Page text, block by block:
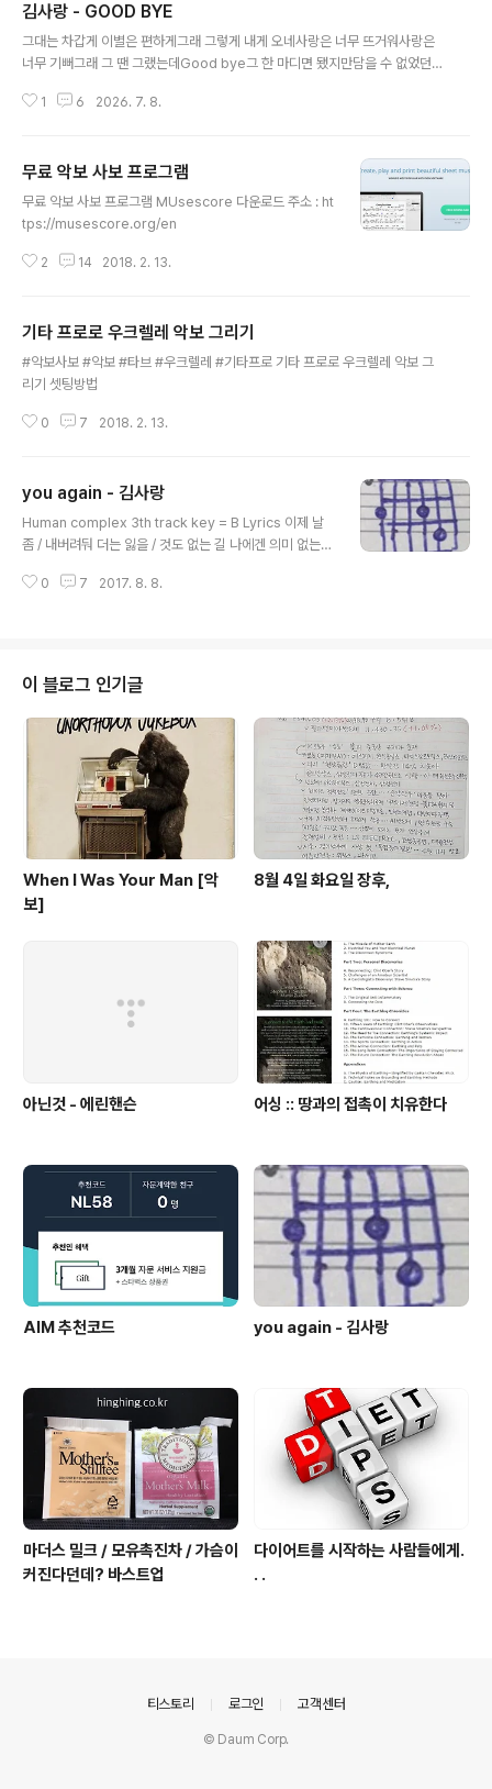
김사랑 - GOOD BYE
그대는 차갑게 이별은 편하게그래 그렇게 내게 오네사랑은 너무 뜨거워사랑은
너무 기뻐그래 그 땐 그랬는데Good bye그 한 마디면 됐지만담을 수 없었던
는 되뇌임이젠Good bye간주그대는 차갑게 이별은 편하게그래 그렇게 내게
D7 G CM7 // Am7 D7 G Esus4 E Am7 D7 G CM7 Am7 D7 G Esus4
E 그대는 차갑게 이별은..
1 6 2026. 7. 8.
무료 악보 사보 프로그램
무료 악보 사보 프로그램 MUsescore 다운로드 주소 : ht
tps://musescore.org/en
2 14 2018. 2. 13.
기타 프로로 우크렐레 악보 그리기
#악보사보 #악보 #타브 #우크렐레 #기타프로 기타 프로로 우크렐레 악보 그
리기 셋팅방법
0 7 2018. 2. 13.
you again - 김사랑
Human complex 3th track key = B Lyrics 이제 날
좀 / 내버려둬 더는 잃을 / 것도 없는 길 나에겐 의미 없는걸
지 않아 너 만큼은 날 오직 너만은 날 아껴주고 구원해주길
얄밉지만 그래도 너 마직막인 널 날 지켜워 날 지켜워 날 빛
내줘
0 7 2017. 8. 8.
이 블로그 인기글
When I Was Your Man [악
보]
8월 4일 화요일 장후,
아닌것 - 에린핸슨 어싱 :: 땅과의 접촉이 치유한다
AIM 추천코드 you again - 김사랑
마더스 밀크 / 모유촉진차 / 가슴이
커진다던데? 바스트업
다이어트를 시작하는 사람들에게.
. .
티스토리 로그인 고객센터
© Daum Corp.